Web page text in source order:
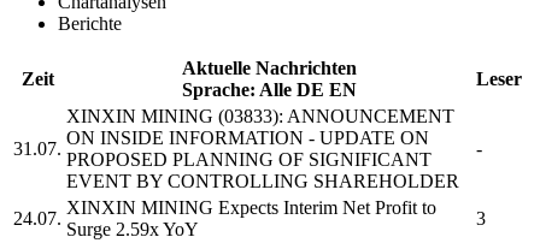
Berichte
Zeit
Aktuelle Nachrichten
Sprache: Alle DE EN
Leser
31.07.
XINXIN MINING (03833): ANNOUNCEMENT
ON INSIDE INFORMATION - UPDATE ON
PROPOSED PLANNING OF SIGNIFICANT
EVENT BY CONTROLLING SHAREHOLDER
-
24.07.
XINXIN MINING Expects Interim Net Profit to
Surge 2.59x YoY
3